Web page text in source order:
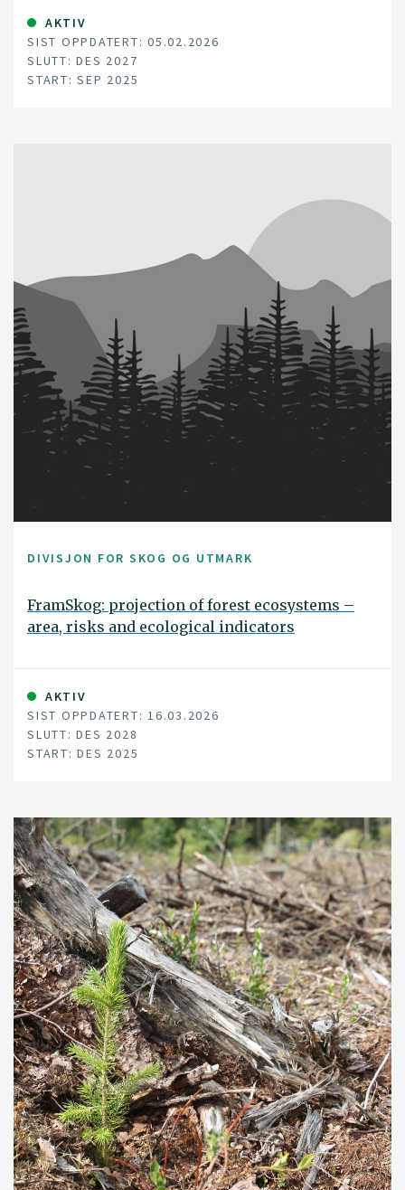
AKTIV
SIST OPPDATERT: 05.02.2026
SLUTT: DES 2027
START: SEP 2025
DIVISJON FOR SKOG OG UTMARK
FramSkog: projection of forest ecosystems –
area, risks and ecological indicators
AKTIV
SIST OPPDATERT: 16.03.2026
SLUTT: DES 2028
START: DES 2025